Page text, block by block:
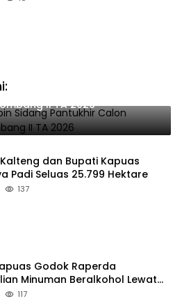
Sidang Pantukhir Calon
II TA 2026
dan Bupati Kapuas
Padi Seluas 25.799 Hektare
137
Godok Raperda
Minuman Beralkohol Lewat
117